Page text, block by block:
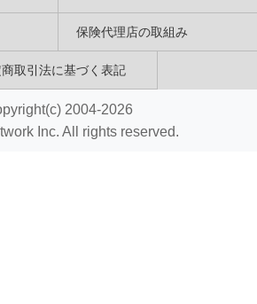
保険代理店の取組み
取引法に基づく表記
2004-2026
Inc. All rights reserved.